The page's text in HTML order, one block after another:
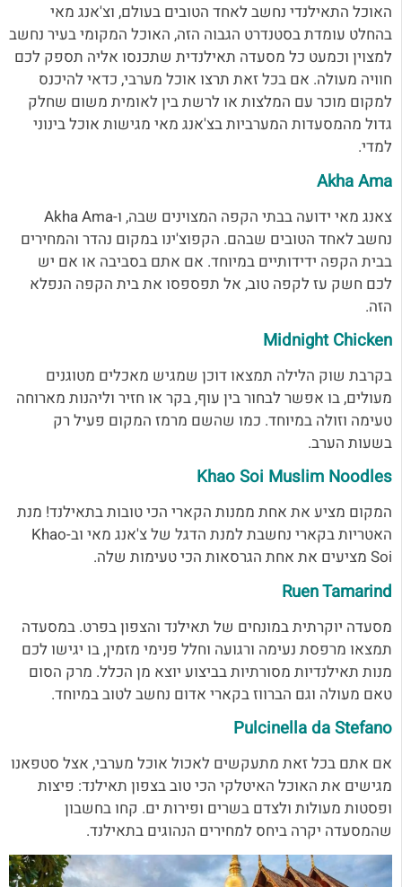
האוכל התאילנדי נחשב לאחד הטובים בעולם, וצ'אנג מאי
בהחלט עומדת בסטנדרט הגבוה הזה, האוכל המקומי בעיר נחשב
למצוין וכמעט כל מסעדה תאילנדית שתכנסו אליה תספק לכם
חוויה מעולה. אם בכל זאת תרצו אוכל מערבי, כדאי להיכנס
למקום מוכר עם המלצות או לרשת בין לאומית משום שחלק
גדול מהמסעדות המערביות בצ'אנג מאי מגישות אוכל בינוני
למדי.
Akha Ama
צאנג מאי ידועה בבתי הקפה המצוינים שבה, ו-Akha Ama
נחשב לאחד הטובים שבהם. הקפוצ'ינו במקום נהדר והמחירים
בבית הקפה ידידותיים במיוחד. אם אתם בסביבה או אם יש
לכם חשק עז לקפה טוב, אל תפספסו את בית הקפה הנפלא
הזה.
Midnight Chicken
בקרבת שוק הלילה תמצאו דוכן שמגיש מאכלים מטוגנים
מעולים, בו אפשר לבחור בין עוף, בקר או חזיר וליהנות מארוחה
טעימה וזולה במיוחד. כמו שהשם מרמז המקום פעיל רק
בשעות הערב.
Khao Soi Muslim Noodles
המקום מציע את אחת ממנות הקארי הכי טובות בתאילנד! מנת
האטריות בקארי נחשבת למנת הדגל של צ'אנג מאי וב-Khao
Soi מציעים את אחת הגרסאות הכי טעימות שלה.
Ruen Tamarind
מסעדה יוקרתית במונחים של תאילנד והצפון בפרט. במסעדה
תמצאו מרפסת נעימה ורגועה וחלל פנימי מזמין, בו יגישו לכם
מנות תאילנדיות מסורתיות בביצוע יוצא מן הכלל. מרק הסום
טאם מעולה וגם הברווז בקארי אדום נחשב לטוב במיוחד.
Pulcinella da Stefano
אם אתם בכל זאת מתעקשים לאכול אוכל מערבי, אצל סטפאנו
מגישים את האוכל האיטלקי הכי טוב בצפון תאילנד: פיצות
ופסטות מעולות ולצדם בשרים ופירות ים. קחו בחשבון
שהמסעדה יקרה ביחס למחירים הנהוגים בתאילנד.